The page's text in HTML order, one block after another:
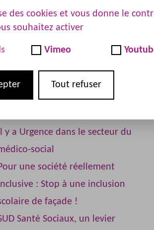
tentative de licenciement
l'ombre de la
y a Urgence dans le secteur du
social
une société réellement
: Stop à une inclusion
de façade !
Santé Sociaux, un levier
des cookies et vous donne le
souhaitez activer
Vimeo
Tout refuser